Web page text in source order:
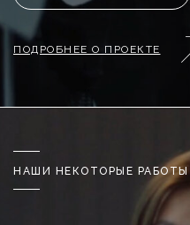
ПОДРОБНЕЕ О ПРОЕКТЕ
НАШИ НЕКОТОРЫЕ РАБОТЫ